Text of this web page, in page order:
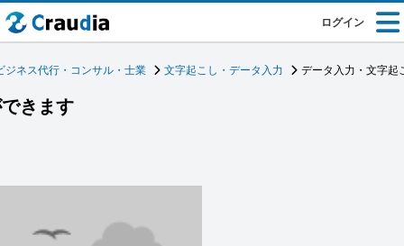
ログイン
ジネス代行・コンサル・士業 文字起こし・データ入力 データ入力・文字起
きます